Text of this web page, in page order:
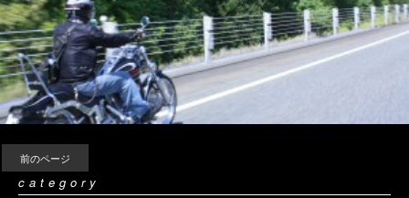
前のページ
category